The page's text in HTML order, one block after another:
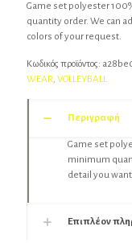
Game set polyester
quantity order. We can
colors of your request.
Κωδικός προϊόντος:
WEAR, VOLLEYBALL
Περιγραφή
Game set
minimum
detail you
Επιπλέον